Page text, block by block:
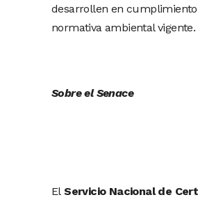
desarrollen en
normativa ambiental vigente.
Sobre el Senace
ElServicio Nacional de